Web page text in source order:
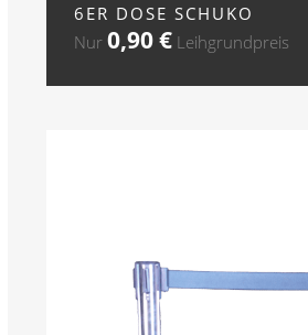
6ER DOSE SCHUKO
Nur0,90€ Leihgrundpreis